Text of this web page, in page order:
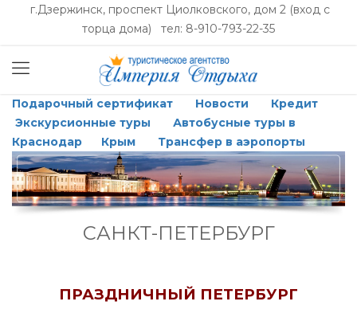
г.Дзержинск, проспект Циолковского, дом 2 (вход с
торца дома) тел: 8-910-793-22-35
Подарочный сертификат Новости
Кредит
Экскурсионные туры
Автобусные туры в
Краснодар
Крым Трансфер в аэропорты
САНКТ-ПЕТЕРБУРГ
ПРАЗДНИЧНЫЙ ПЕТЕРБУРГ